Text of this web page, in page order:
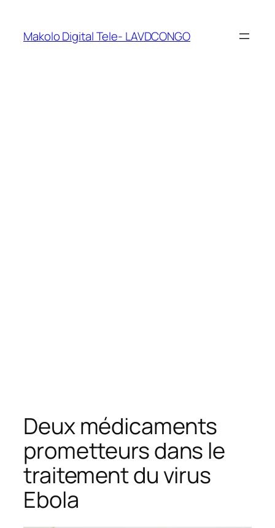
Makolo Digital Tele- LAVDCONGO
Deux médicaments
prometteurs dans le
traitement du virus
Ebola